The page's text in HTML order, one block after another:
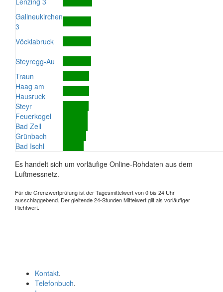
Gallneukirchen
3
Vöcklabruck
Steyregg-Au
Traun
Haag am
Hausruck
Steyr
Feuerkogel
Bad Zell
Grünbach
Bad Ischl
Es handelt sich um vorläufige Online-Rohdaten aus dem
Luftmessnetz.
Für die Grenzwertprüfung ist der Tagesmittelwert von 0 bis 24 Uhr
ausschlaggebend. Der gleitende 24-Stunden Mittelwert gilt als vorläufiger
Richtwert.
Kontakt.
Telefonbuch.